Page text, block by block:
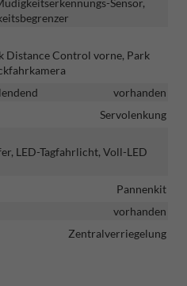
Distance Control vorne, Park
vorhanden
Servolenkung
LED-Tagfahrlicht, Voll-LED
Pannenkit
vorhanden
Zentralverriegelung